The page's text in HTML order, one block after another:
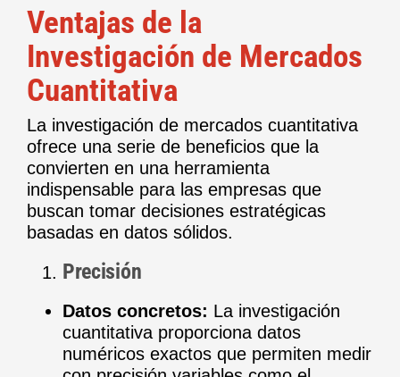
Ventajas de la
Investigación de Mercados
Cuantitativa
La investigación de mercados cuantitativa
ofrece una serie de beneficios que la
convierten en una herramienta
indispensable para las empresas que
buscan tomar decisiones estratégicas
basadas en datos sólidos.
Precisión
Datos concretos: La investigación
cuantitativa proporciona datos
numéricos exactos que permiten medir